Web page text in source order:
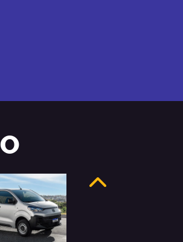
Anterior